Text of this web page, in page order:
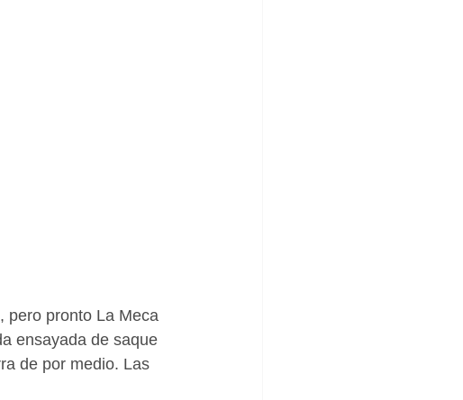
pero pronto La Meca
ensayada de saque
de por medio. Las